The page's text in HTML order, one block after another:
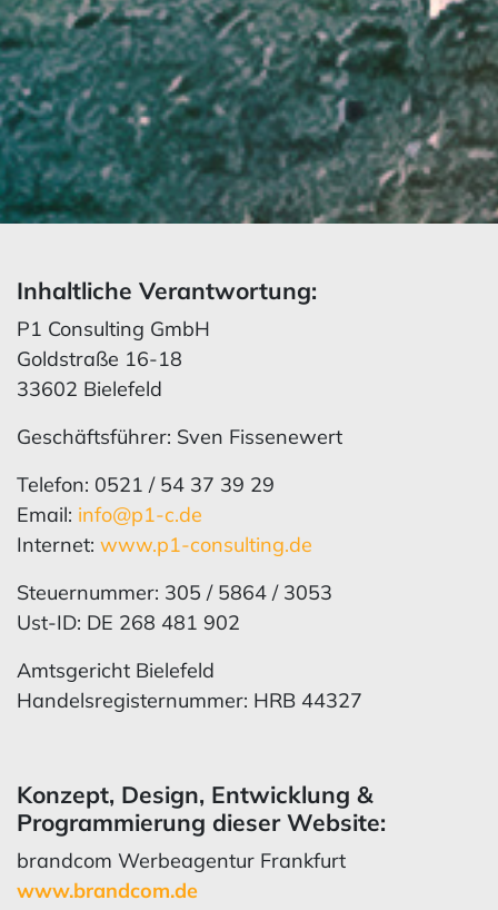
Inhaltliche Verantwortung:
P1 Consulting GmbH
Goldstraße 16-18
33602 Bielefeld
Geschäftsführer: Sven Fissenewert
Telefon: 0521 / 54 37 39 29
Email: info@p1-c.de
Internet: www.p1-consulting.de
Steuernummer: 305 / 5864 / 3053
Ust-ID: DE 268 481 902
Amtsgericht Bielefeld
Handelsregisternummer: HRB 44327
Konzept, Design, Entwicklung &
Programmierung dieser Website:
brandcom Werbeagentur Frankfurt
www.brandcom.de